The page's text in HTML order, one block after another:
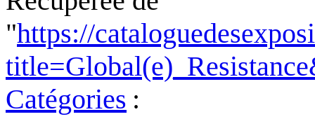
"https://
Catégories :